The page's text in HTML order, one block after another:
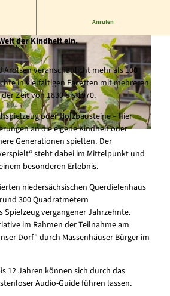
Anrufen
der Kindheit ein.
Arolsen veranschaulicht mehr als 100
in vielfältigen Facetten mit mehreren
Zeit von 1830 bis 1970.
oder Holzbausteine – hier
an die eigene Kindheit oder
Generationen spielten. Der
steht dabei im Mittelpunkt und
besonderen Erlebnis.
niedersächsischen Querdielenhaus
300 Quadratmetern
Spielzeug vergangener Jahrzehnte.
im Rahmen der Teilnahme am
Dorf" durch Massenhäuser Bürger im
12 Jahren können sich durch das
Audio-Guide führen lassen.